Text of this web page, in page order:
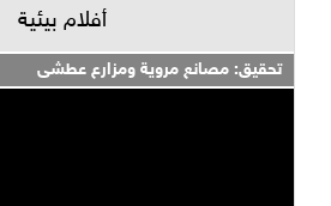
أفلام بيئية
تحقيق: مصانع مروية ومزارع عطشى